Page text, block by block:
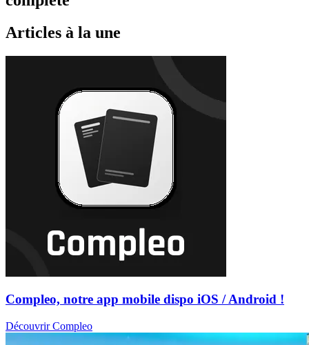
Articles à la une
Compleo, notre app mobile dispo iOS / Android !
Découvrir Compleo